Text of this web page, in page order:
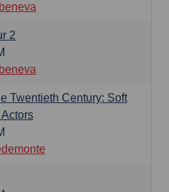
2
Twentieth Century: Soft